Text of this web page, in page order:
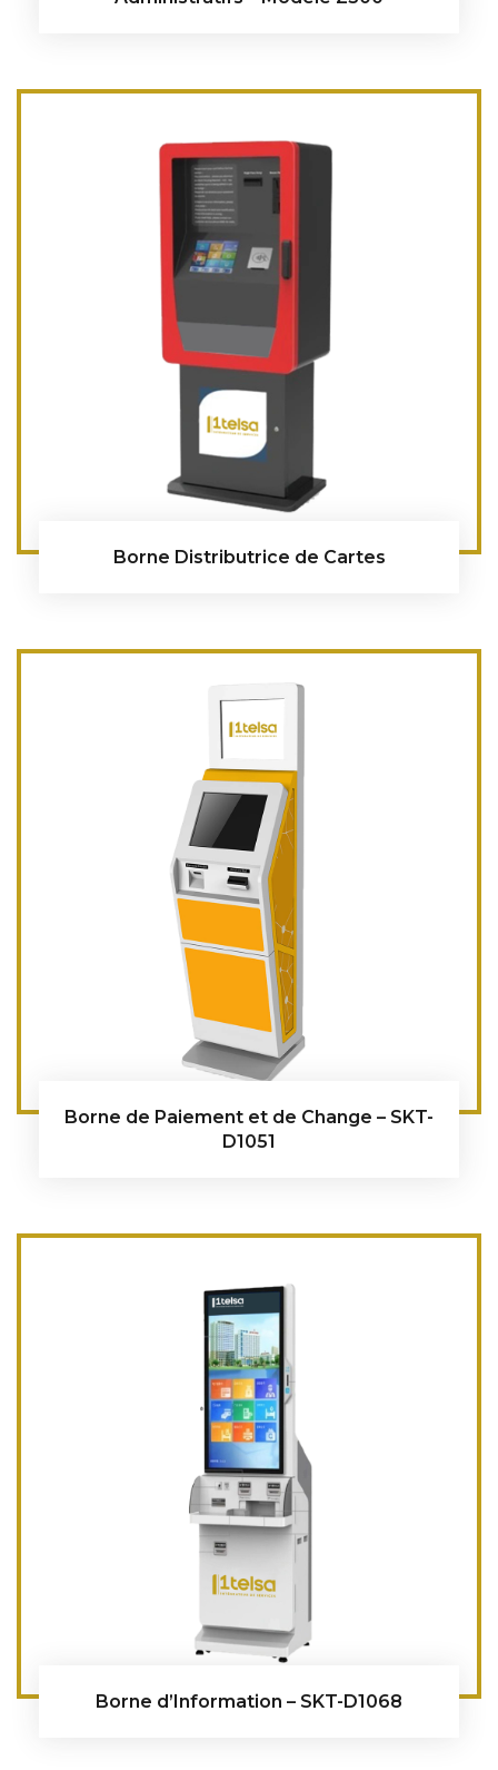
Borne Distributrice de Cartes
Borne de Paiement et de Change – SKT-
D1051
Borne d’Information – SKT-D1068